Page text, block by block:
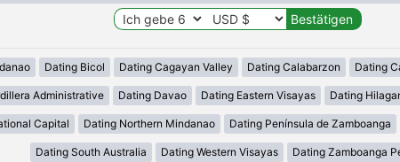
Dating Bicol Dating Cagayan Valley Dating Calabarzon Dating
Administrative Dating Davao Dating Eastern Visayas Dating
Capital Dating Northern Mindanao Dating Península de Zamboanga
Dating South Australia Dating Western Visayas Dating Zamboanga